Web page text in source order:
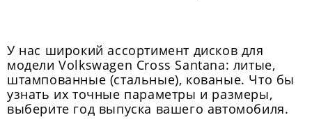
У нас широкий ассортимент дисков для
модели Volkswagen Cross Santana: литые,
штампованные (стальные), кованые. Что бы
узнать их точные параметры и размеры,
выберите год выпуска вашего автомобиля.